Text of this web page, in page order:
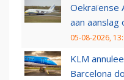
Oekraïense
aan aanslag
05-08-2026,
KLM
Barcelona